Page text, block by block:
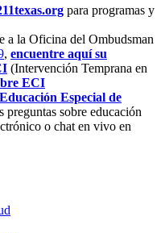
para programas y
a la Oficina del Ombudsman
, encuentre aquí su
(Intervención Temprana en
ECI
Especial de
preguntas sobre educación
o chat en vivo en